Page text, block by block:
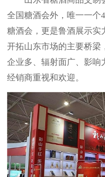
全国糖酒会外，唯一一个
糖酒会，更是鲁酒展示实
开拓山东市场的主要桥梁
企业多、辐射面广、影响
经销商重视和欢迎。